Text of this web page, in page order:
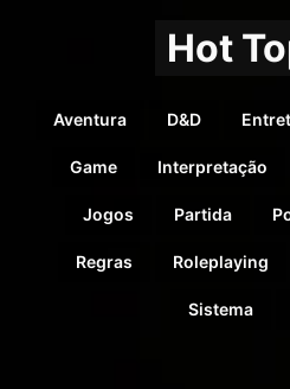
Hot
Aventura D&D
Game Interpretação
Jogos Partida
Regras Roleplaying
Sistema